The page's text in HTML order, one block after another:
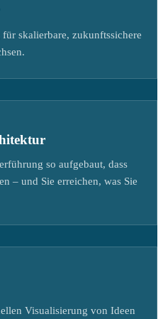
skalierbare, zukunftssichere
so aufgebaut, dass
– und Sie erreichen, was Sie
Visualisierung von Ideen